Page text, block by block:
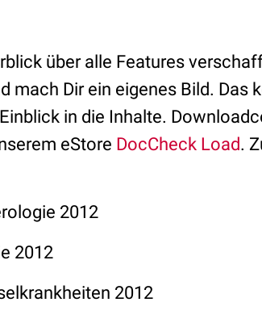
über alle Features
mach Dir ein eigenes Bild. Das
in die Inhalte.
eStore DocCheck Load.
2012
2012
2012